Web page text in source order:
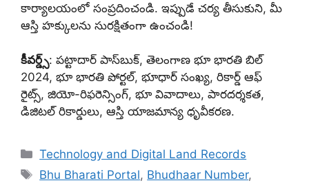
కార్యాలయంలో సంప్రదించండి. ఇప్పుడే చర్య తీసుకుని, మీ
ఆస్తి హక్కులను సురక్షితంగా ఉంచండి!
కీవర్డ్స్: పట్టాదార్ పాస్‌బుక్, తెలంగాణ భూ భారతి బిల్
2024, భూ భారతి పోర్టల్, భూధార్ సంఖ్య, రికార్డ్ ఆఫ్
రైట్స్, జియో-రిఫరెన్సింగ్, భూ వివాదాలు, పారదర్శకత,
డిజిటల్ రికార్డులు, ఆస్తి యాజమాన్య ధృవీకరణ.
Categories
Technology and Digital Land Records
Tags
Bhu Bharati Portal, Bhudhaar Number,